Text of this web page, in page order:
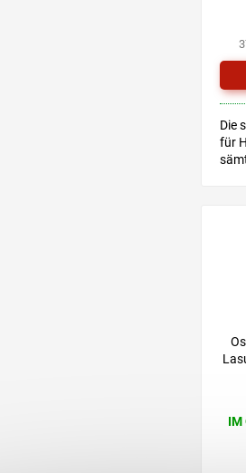
Die
für
IM